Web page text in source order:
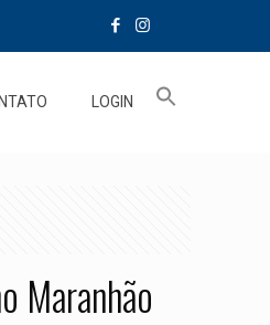
LOGIN
Maranhão